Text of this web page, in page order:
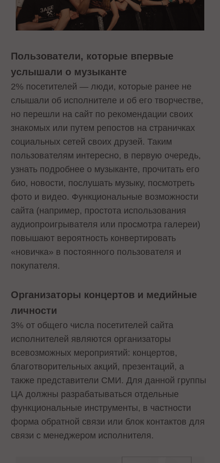
Пользователи, которые впервые
услышали о музыканте
2% посетителей — люди, которые ранее не
слышали об исполнителе и об его творчестве,
но перешли на сайт по рекомендации своих
знакомых или путем репостов на страничках
социальных сетей своих друзей. Таким
пользователям интересно, в первую очередь,
узнать подробнее о музыканте, прочитать его
био, новости, послушать музыку, посмотреть
фото и видео. Функциональные возможности
сайта (например, простота использования
аудиопроигрывателя или просмотра галереи)
повышают вероятность конвертировать
«новичка» в постоянного пользователя и
покупателя.
Организаторы концертов и медийные
личности
3% от общего числа посетителей сайта
исполнителей являются организаторы
всевозможных мероприятий: концертов,
благотворительных акций, презентаций, а
также представители СМИ. Для данной группы
ЦА должны разрабатываться отдельные
функциональные инструменты, в частности
форма обратной связи или блок контактов для
связи с менеджером исполнителя.